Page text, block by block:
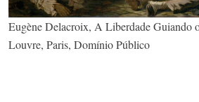
Eugène Delacroix, A Liberdade Guiando
Louvre, Paris, Domínio Público